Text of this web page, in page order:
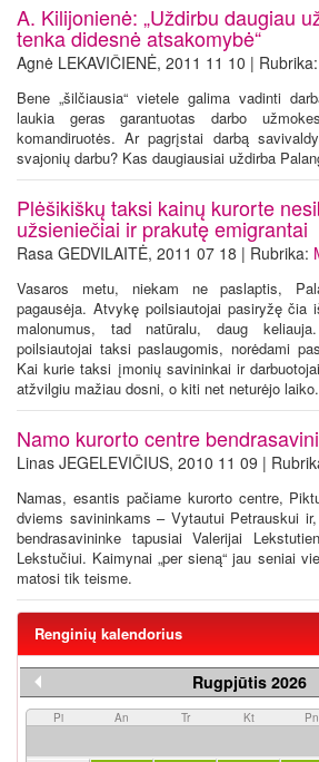
A. Kilijonienė: „Uždirbu daugiau
tenka didesnė atsakomybė“
Agnė LEKAVIČIENĖ, 2011 11 10 | Rubrika:
Bene „šilčiausia“ vietele galima vadinti
laukia geras garantuotas darbo
komandiruotės. Ar pagrįstai darbą
svajonių darbu? Kas daugiausiai uždirba
Plėšikiškų taksi kainų kurorte
užsieniečiai ir prakutę emigrantai
Rasa GEDVILAITĖ, 2011 07 18 | Rubrika:
Vasaros metu, niekam ne paslaptis,
pagausėja. Atvykę poilsiautojai pasiryžę čia
malonumus, tad natūralu, daug
poilsiautojai taksi paslaugomis, norėdami
Kai kurie taksi įmonių savininkai ir
atžvilgiu mažiau dosni, o kiti net neturėjo
Namo kurorto centre
Linas JEGELEVIČIUS, 2010 11 09 |
Namas, esantis pačiame kurorto centre,
dviems savininkams – Vytautui Petrauskui
bendrasavininke tapusiai Valerijai
Lekstučiui. Kaimynai „per sieną“ jau seniai
matosi tik teisme.
Renginių kalendorius
Rugpjūtis 2026
Pi An Tr Kt Pn